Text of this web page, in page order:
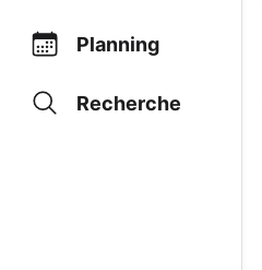
Planning
Recherche